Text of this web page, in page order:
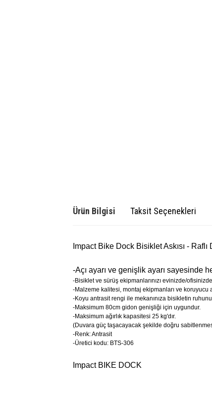
Ürün Bilgisi Taksit Seçenekleri
Impact Bike Dock Bisiklet Askısı - Raflı
-Açı ayarı ve genişlik ayarı sayesinde
-Bisiklet ve sürüş ekipmanlarınızı evinizde/
-Malzeme kalitesi, montaj ekipmanları ve koruyucu
-Koyu antrasit rengi ile mekanınıza bisikletin
-Maksimum 80cm gidon genişliği için uygundur.
-Maksimum ağırlık kapasitesi 25 kg'dır.
(Duvara güç taşacayacak şekilde doğru
-Renk: Antrasit
-Üretici kodu: BTS-306
Impact BIKE DOCK